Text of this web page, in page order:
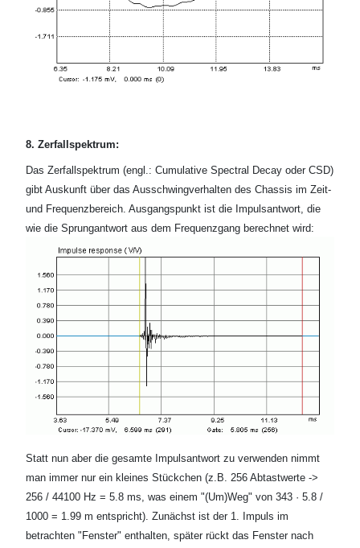
8. Zerfallspektrum:
Das Zerfallspektrum (engl.: Cumulative Spectral Decay oder CSD)
gibt Auskunft über das Ausschwingverhalten des Chassis im Zeit-
und Frequenzbereich. Ausgangspunkt ist die Impulsantwort, die
wie die Sprungantwort aus dem Frequenzgang berechnet wird:
Statt nun aber die gesamte Impulsantwort zu verwenden nimmt
man immer nur ein kleines Stückchen (z.B. 256 Abtastwerte ->
256 / 44100 Hz = 5.8 ms, was einem "(Um)Weg" von 343 · 5.8 /
1000 = 1.99 m entspricht). Zunächst ist der 1. Impuls im
betrachten "Fenster" enthalten, später rückt das Fenster nach